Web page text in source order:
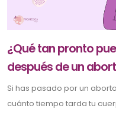
¿Qué tan pronto
después de un
Si has pasado por un
cuánto tiempo tarda tu